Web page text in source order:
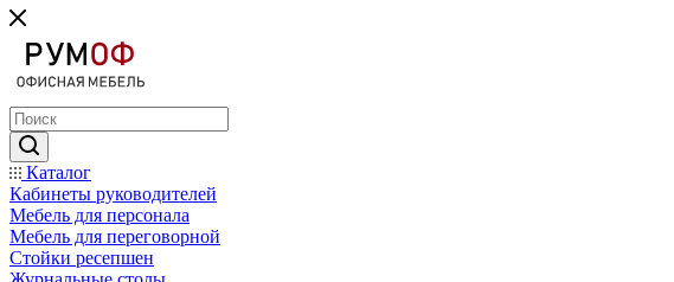
Каталог
Кабинеты руководителей
Мебель для персонала
Мебель для переговорной
Стойки ресепшен